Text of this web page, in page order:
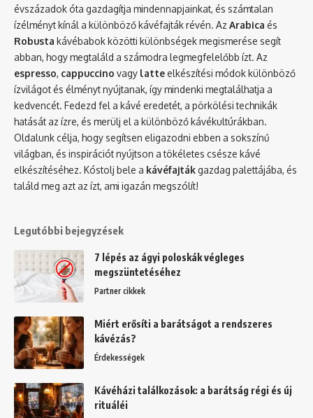
évszázadok óta gazdagítja mindennapjainkat, és számtalan
ízélményt kínál a különböző kávéfajták révén. Az Arabica és
Robusta kávébabok közötti különbségek megismerése segít
abban, hogy megtaláld a számodra legmegfelelőbb ízt. Az
espresso, cappuccino vagy latte elkészítési módok különböző
ízvilágot és élményt nyújtanak, így mindenki megtalálhatja a
kedvencét. Fedezd fel a kávé eredetét, a pörkölési technikák
hatását az ízre, és merülj el a különböző kávékultúrákban.
Oldalunk célja, hogy segítsen eligazodni ebben a sokszínű
világban, és inspirációt nyújtson a tökéletes csésze kávé
elkészítéséhez. Kóstolj bele a kávéfajtákgazdag palettájába, és
találd meg azt az ízt, ami igazán megszólít!
Legutóbbi bejegyzések
7 lépés az ágyi poloskák végleges
megszüntetéséhez
Partner cikkek
Miért erősíti a barátságot a rendszeres
kávézás?
Érdekességek
Kávéházi találkozások: a barátság régi és új
rituáléi